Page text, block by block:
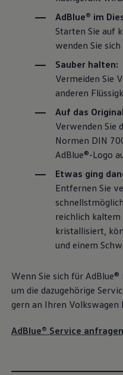
Lifestyle
Transport
Familie
Volkswagen R
Pannen- und
Volkswagen
AdBlue® im
Starten Sie auf
wenden Sie
Sauber halten:
Vermeiden Sie
anderen
Auf das Original
Verwenden Sie
Normen DIN
AdBlue®-Logo
Etwas ging
Entfernen Sie
reichlich kaltem
kristallisiert,
und einem
Wenn Sie sich für AdBlue®
um die dazugehörige
gern an Ihren Volkswagen
AdBlue® Service anfragen